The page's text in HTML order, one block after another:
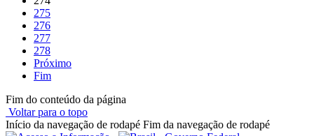
275
276
277
278
Próximo
Fim
Fim do conteúdo da página
Voltar para o topo
Início da navegação de rodapé Fim da navegação de rodapé